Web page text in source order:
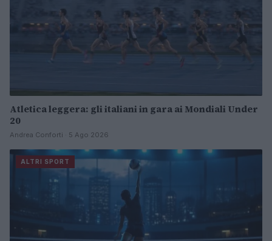
Atletica leggera: gli italiani in gara ai Mondiali Under
20
Andrea Conforti · 5 Ago 2026
ALTRI SPORT